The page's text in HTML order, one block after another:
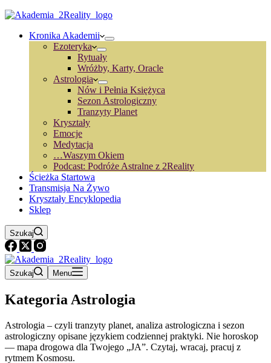
Kronika Akademii
Ezoteryka
Rytuały
Wróżby, Karty, Oracle
Astrologia
Nów i Pełnia Księżyca
Sezon Astrologiczny
Tranzyty Planet
Kryształy
Emocje
Medytacja
…Waszym Okiem
Podcast: Podróże Astralne z 2Reality
Ścieżka Startowa
Transmisja Na Żywo
Kryształy Encyklopedia
Sklep
Szukaj
Szukaj Menu
Kategoria Astrologia
Astrologia – czyli tranzyty planet, analiza astrologiczna i sezon
astrologiczny opisane językiem codziennej praktyki. Nie horoskop
— mapa drogowa dla Twojego „JA”. Czytaj, wracaj, pracuj z
rytmem Kosmosu.